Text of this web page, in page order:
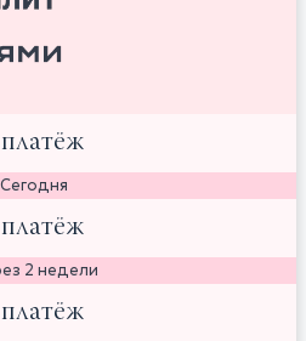
платёж
Сегодня
2 недели